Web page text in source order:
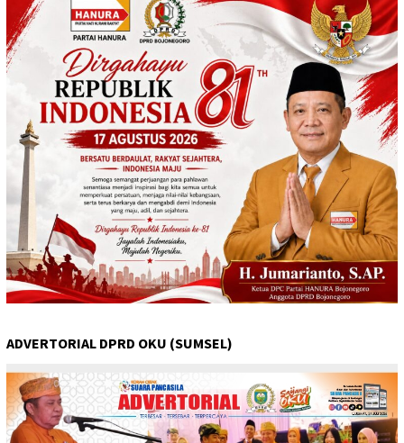
ADVERTORIAL DPRD OKU (SUMSEL)